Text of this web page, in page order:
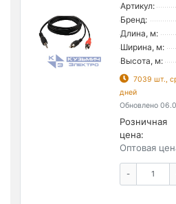
Артикул:
Бренд:
Длина, м:
Ширина, м:
Высота, м:
7039 шт.,
дней
Обновлено
Розничная
цена:
Оптовая
-